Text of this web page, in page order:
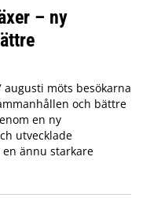
– ny
möts besökarna
och bättre
en ny
utvecklade
ännu starkare